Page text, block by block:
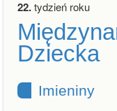
22.tydzień roku
Dziecka
Imieniny